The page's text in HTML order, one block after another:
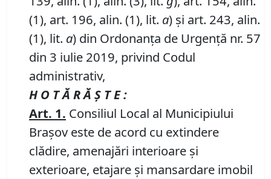
(1), art. 196, alin. (1), lit. a) și art. 243, alin.
(1), lit. a) din Ordonanța de Urgență nr. 57
din 3 iulie 2019, privind Codul
administrativ,
H O T Ă R Ă Ş T E :
Art. 1. Consiliul Local al Municipiului
Braşov este de acord cu extindere
clădire, amenajări interioare şi
exterioare, etajare şi mansardare imobil